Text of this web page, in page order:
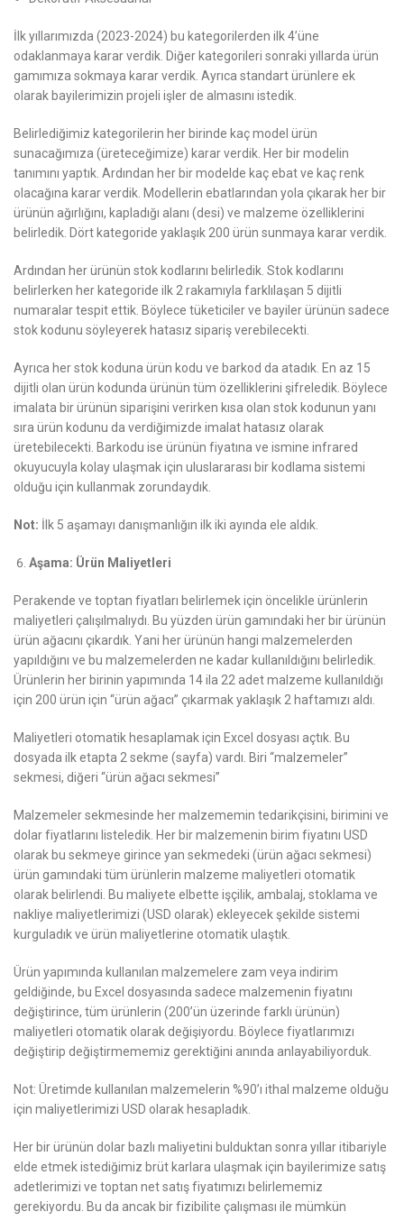
İlk yıllarımızda (2023-2024) bu kategorilerden ilk 4’üne
odaklanmaya karar verdik. Diğer kategorileri sonraki yıllarda ürün
gamımıza sokmaya karar verdik. Ayrıca standart ürünlere ek
olarak bayilerimizin projeli işler de almasını istedik.
Belirlediğimiz kategorilerin her birinde kaç model ürün
sunacağımıza (üreteceğimize) karar verdik. Her bir modelin
tanımını yaptık. Ardından her bir modelde kaç ebat ve kaç renk
olacağına karar verdik. Modellerin ebatlarından yola çıkarak her bir
ürünün ağırlığını, kapladığı alanı (desi) ve malzeme özelliklerini
belirledik. Dört kategoride yaklaşık 200 ürün sunmaya karar verdik.
Ardından her ürünün stok kodlarını belirledik. Stok kodlarını
belirlerken her kategoride ilk 2 rakamıyla farklılaşan 5 dijitli
numaralar tespit ettik. Böylece tüketiciler ve bayiler ürünün sadece
stok kodunu söyleyerek hatasız sipariş verebilecekti.
Ayrıca her stok koduna ürün kodu ve barkod da atadık. En az 15
dijitli olan ürün kodunda ürünün tüm özelliklerini şifreledik. Böylece
imalata bir ürünün siparişini verirken kısa olan stok kodunun yanı
sıra ürün kodunu da verdiğimizde imalat hatasız olarak
üretebilecekti. Barkodu ise ürünün fiyatına ve ismine infrared
okuyucuyla kolay ulaşmak için uluslararası bir kodlama sistemi
olduğu için kullanmak zorundaydık.
Not: İlk 5 aşamayı danışmanlığın ilk iki ayında ele aldık.
Aşama: Ürün Maliyetleri
Perakende ve toptan fiyatları belirlemek için öncelikle ürünlerin
maliyetleri çalışılmalıydı. Bu yüzden ürün gamındaki her bir ürünün
ürün ağacını çıkardık. Yani her ürünün hangi malzemelerden
yapıldığını ve bu malzemelerden ne kadar kullanıldığını belirledik.
Ürünlerin her birinin yapımında 14 ila 22 adet malzeme kullanıldığı
için 200 ürün için “ürün ağacı” çıkarmak yaklaşık 2 haftamızı aldı.
Maliyetleri otomatik hesaplamak için Excel dosyası açtık. Bu
dosyada ilk etapta 2 sekme (sayfa) vardı. Biri “malzemeler”
sekmesi, diğeri “ürün ağacı sekmesi”
Malzemeler sekmesinde her malzememin tedarikçisini, birimini ve
dolar fiyatlarını listeledik. Her bir malzemenin birim fiyatını USD
olarak bu sekmeye girince yan sekmedeki (ürün ağacı sekmesi)
ürün gamındaki tüm ürünlerin malzeme maliyetleri otomatik
olarak belirlendi. Bu maliyete elbette işçilik, ambalaj, stoklama ve
nakliye maliyetlerimizi (USD olarak) ekleyecek şekilde sistemi
kurguladık ve ürün maliyetlerine otomatik ulaştık.
Ürün yapımında kullanılan malzemelere zam veya indirim
geldiğinde, bu Excel dosyasında sadece malzemenin fiyatını
değiştirince, tüm ürünlerin (200’ün üzerinde farklı ürünün)
maliyetleri otomatik olarak değişiyordu. Böylece fiyatlarımızı
değiştirip değiştirmememiz gerektiğini anında anlayabiliyorduk.
Not: Üretimde kullanılan malzemelerin %90’ı ithal malzeme olduğu
için maliyetlerimizi USD olarak hesapladık.
Her bir ürünün dolar bazlı maliyetini bulduktan sonra yıllar itibariyle
elde etmek istediğimiz brüt karlara ulaşmak için bayilerimize satış
adetlerimizi ve toptan net satış fiyatımızı belirlememiz
gerekiyordu. Bu da ancak bir fizibilite çalışması ile mümkün